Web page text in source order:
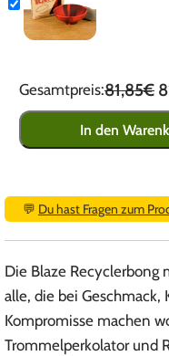
Gesamtpreis:81,85€
In den
💬 Du hast Fragen zum
Die Blaze Recyclerbong
alle, die bei
Kompromisse machen
Trommelperkolator und